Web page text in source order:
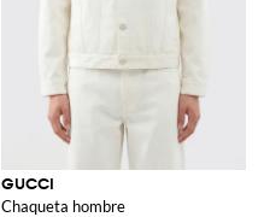
GUCCI
Chaqueta hombre